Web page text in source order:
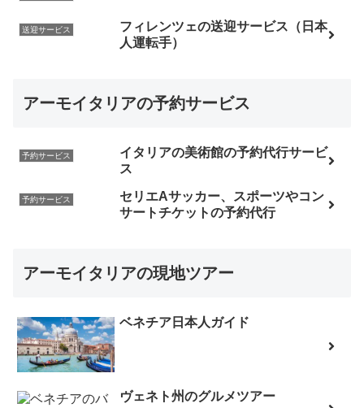
送迎サービス
フィレンツェの送迎サービス（日本
人運転手）
アーモイタリアの予約サービス
予約サービス
イタリアの美術館の予約代行サービ
ス
予約サービス
セリエAサッカー、スポーツやコン
サートチケットの予約代行
アーモイタリアの現地ツアー
ベネチア日本人ガイド
ヴェネト州のグルメツアー